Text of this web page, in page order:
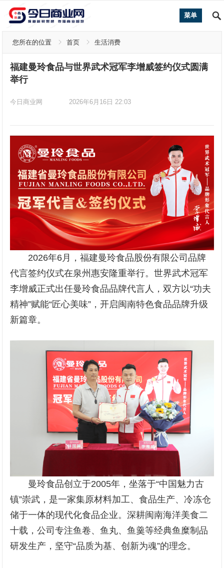
菜单
您所在的位置 首页 生活消费
福建曼玲食品与世界武术冠军李增威签约仪式圆满
举行
今日商业网 2026年6月16日 22:03
2026年6月，福建曼玲食品股份有限公司品牌
代言签约仪式在泉州惠安隆重举行。世界武术冠军
李增威正式出任曼玲食品品牌代言人，双方以“功夫
精神”赋能“匠心美味”，开启闽南特色食品品牌升级
新篇章。
曼玲食品创立于2005年，坐落于“中国魅力古
镇”崇武，是一家集原材料加工、食品生产、冷冻仓
储于一体的现代化食品企业。深耕闽南海洋美食二
十载，公司专注鱼卷、鱼丸、鱼羹等经典鱼糜制品
研发生产，坚守“品质为基、创新为魂”的理念。